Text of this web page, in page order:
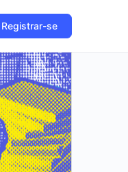
Registrar-se